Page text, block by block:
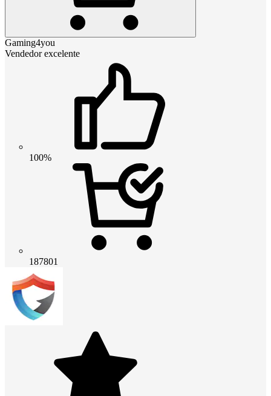
Gaming4you
Vendedor excelente
100%
187801